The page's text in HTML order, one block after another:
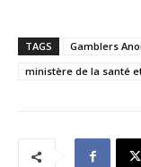
TAGS Gamblers
ministère de la santé